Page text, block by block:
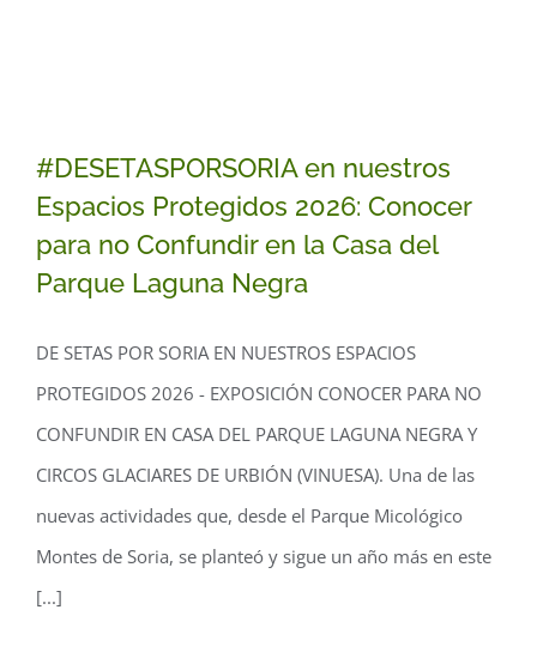
Espacios Protegidos 2026: Conocer
#DESETASPORSORIA en nuestros
Espacios Protegidos 2026: Conocer
para no Confundir en la Casa del
Parque Laguna Negra
DE SETAS POR SORIA EN NUESTROS ESPACIOS
PROTEGIDOS 2026 - EXPOSICIÓN CONOCER PARA NO
CONFUNDIR EN CASA DEL PARQUE LAGUNA NEGRA Y
CIRCOS GLACIARES DE URBIÓN (VINUESA). Una de las
nuevas actividades que, desde el Parque Micológico
Montes de Soria, se planteó y sigue un año más en este
[...]